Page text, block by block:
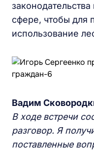
сфере, чтобы для
использование
Вадим
В ходе встречи
разговор. Я
поставленные